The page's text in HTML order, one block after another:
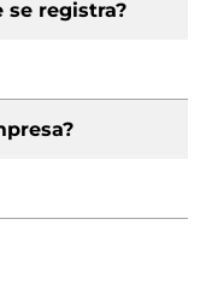
se registra?